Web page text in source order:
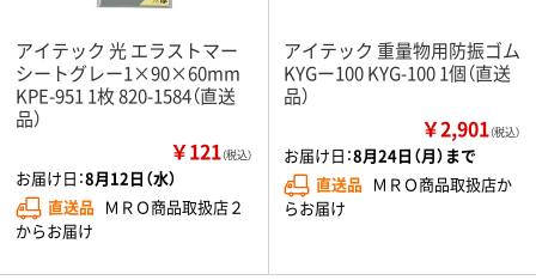
アイテック 光 エラストマー
シートグレー1×90×60mm
KPE-951 1枚 820-1584（直送
品）
￥121（税込）
お届け日：8月12日（水）
直送品 ＭＲＯ商品取扱店２
からお届け
アイテック 重量物用防振ゴム
KYGー100 KYG-100 1個（直送
品）
￥2,901（税込）
お届け日：8月24日（月）まで
直送品 ＭＲＯ商品取扱店か
らお届け